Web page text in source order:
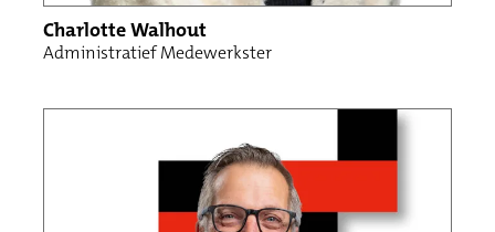
Charlotte Walhout
Administratief Medewerkster